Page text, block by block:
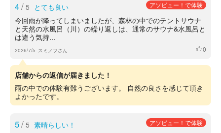
4/ 5 とても良い アソビュー！で体験
今回雨が降ってしまいましたが、森林の中でのテントサウナ
と天然の水風呂（川）の繰り返しは、通常のサウナ&水風呂と
は違う気持...
2026/7/5 スミノフさん いいね
0
店舗からの返信が届きました！
雨の中での体験有難うございます。 自然の良さを感じて頂き
よかったです。
5/ 5 素晴らしい！ アソビュー！で体験